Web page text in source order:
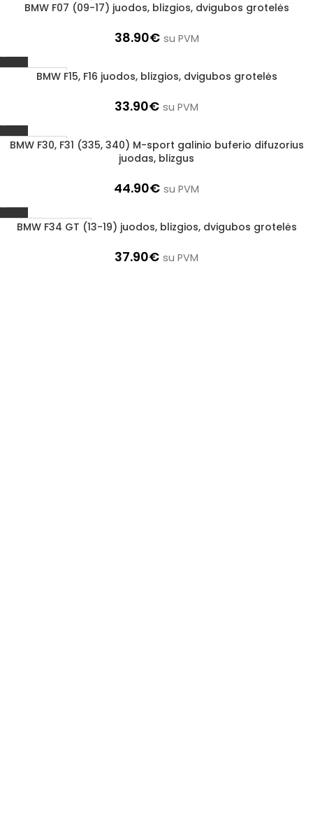
Užsakoma prekė
BMW F07 (09-17) juodos, blizgios, dvigubos grotelės
38.90€ su PVM
1–3 d. d.
BMW F15, F16 juodos, blizgios, dvigubos grotelės
33.90€ su PVM
1–3 d. d.
BMW F30, F31 (335, 340) M-sport galinio buferio difuzorius
juodas, blizgus
44.90€ su PVM
Užsakoma prekė
BMW F34 GT (13-19) juodos, blizgios, dvigubos grotelės
37.90€ su PVM